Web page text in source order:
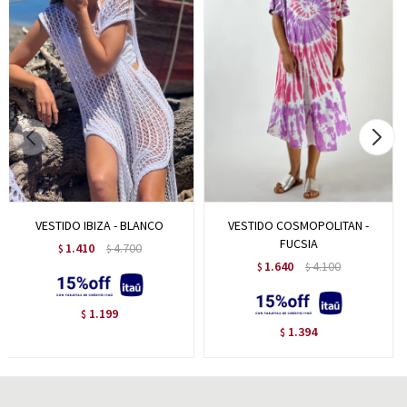
VESTIDO IBIZA - BLANCO
$ 1.410 $4.700
$ 1.199
VESTIDO COSMOPOLITAN -
FUCSIA
$ 1.640 $4.100
$ 1.394